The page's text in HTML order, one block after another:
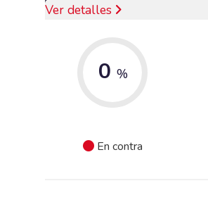
Ver detalles
0 %
En contra